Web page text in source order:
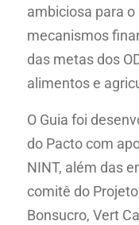
ambiciosa para
mecanismos
das metas dos
alimentos e
O Guia foi
do Pacto com
NINT, além das
comitê do
Bonsucro, Vert